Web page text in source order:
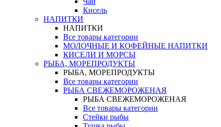
Кисель
НАПИТКИ
НАПИТКИ
Все товары категории
МОЛОЧНЫЕ И КОФЕЙНЫЕ НАПИТКИ
КИСЕЛИ И МОРСЫ
РЫБА, МОРЕПРОДУКТЫ
РЫБА, МОРЕПРОДУКТЫ
Все товары категории
РЫБА СВЕЖЕМОРОЖЕНАЯ
РЫБА СВЕЖЕМОРОЖЕНАЯ
Все товары категории
Стейки рыбы